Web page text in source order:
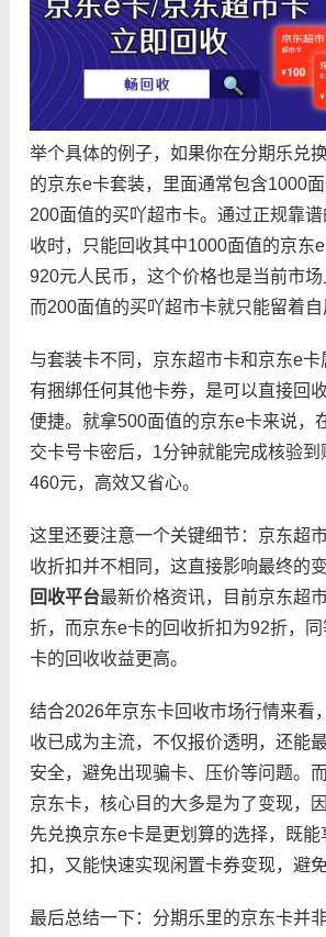
举个具体的例子，如果你在分期乐兑
的京东e卡套装，里面通常包含1000
200面值的买吖超市卡。通过正规靠谱
收时，只能回收其中1000面值的京东
920元人民币，这个价格也是当前市场
而200面值的买吖超市卡就只能留着自
与套装卡不同，京东超市卡和京东e
有捆绑任何其他卡券，是可以直接回
便捷。就拿500面值的京东e卡来说，
交卡号卡密后，1分钟就能完成核验到
460元，高效又省心。
这里还要注意一个关键细节：京东超
收折扣并不相同，这直接影响最终的
回收平台最新价格资讯，目前京东超
折，而京东e卡的回收折扣为92折，
卡的回收收益更高。
结合2026年京东卡回收市场行情来看
收已成为主流，不仅报价透明，还能
安全，避免出现骗卡、压价等问题。
京东卡，核心目的大多是为了变现，
先兑换京东e卡是更划算的选择，既
扣，又能快速实现闲置卡券变现，避免
最后总结一下：分期乐里的京东卡并